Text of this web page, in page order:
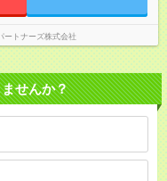
ートナーズ株式会社
せんか？